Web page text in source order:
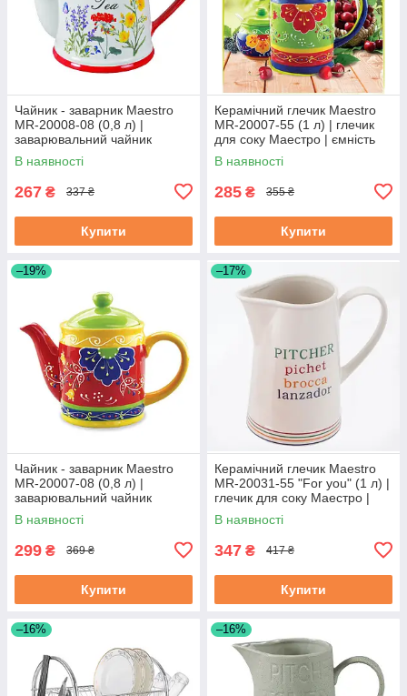
Чайник - заварник Maestro
MR-20008-08 (0,8 л) |
заварювальний чайник
Маестро | керамічний чайник
Маестро
В наявності
267 ₴ 337 ₴
Купити
Керамічний глечик Maestro
MR-20007-55 (1 л) | глечик
для соку Маестро | ємність
для води Маестро
В наявності
285 ₴ 355 ₴
Купити
–19%
Чайник - заварник Maestro
MR-20007-08 (0,8 л) |
заварювальний чайник
Маестро | керамічний чайник
Маестро
В наявності
299 ₴ 369 ₴
Купити
–17%
Керамічний глечик Maestro
MR-20031-55 "For you" (1 л) |
глечик для соку Маестро |
ємність для води Маестро
В наявності
347 ₴ 417 ₴
Купити
–16% –16%